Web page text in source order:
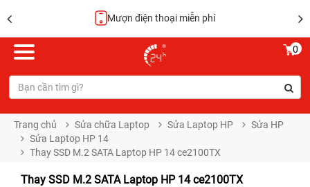
Mượn điện thoại miễn phí
0
Trang chủ Sửa chữa Laptop Sửa Laptop HP
Sửa HP
Sửa Laptop HP 14
Thay SSD M.2 SATA Laptop HP 14 ce2100TX
Thay SSD M.2 SATA Laptop HP 14 ce2100TX